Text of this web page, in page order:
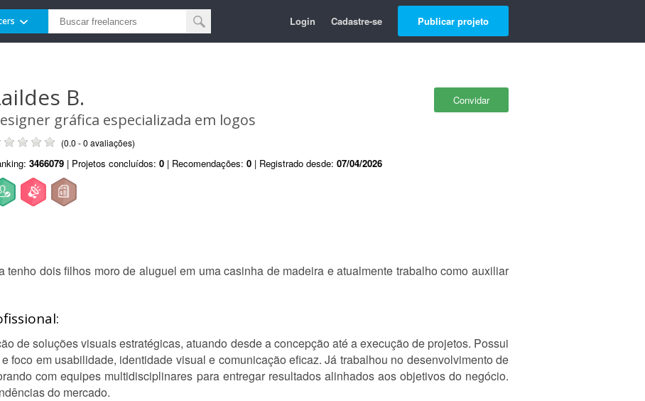
Login Cadastre-se Publicar projeto
Convidar
B.
gráfica especializada em logos
(0.0 - 0 avaliações)
3466079 | Projetos concluídos: 0 | Recomendações: 0 | Registrado desde: 07/04/2026
tenho dois filhos moro de aluguel em uma casinha de madeira e atualmente trabalho como auxiliar
de soluções visuais estratégicas, atuando desde a concepção até a execução de projetos. Possui
foco em usabilidade, identidade visual e comunicação eficaz. Já trabalhou no desenvolvimento de
com equipes multidisciplinares para entregar resultados alinhados aos objetivos do negócio.
do mercado.